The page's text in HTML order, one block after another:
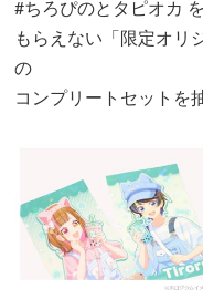
#ちろぴのとタピオカ
もらえない「限定オリ
の
コンプリートセットを